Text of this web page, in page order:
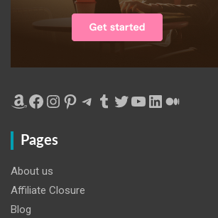
Amazon
Facebook
Instagram
Pinterest
Telegram
Tumblr
Twitter
YouTube
LinkedIn
Medium
Pages
About us
Affiliate Closure
Blog